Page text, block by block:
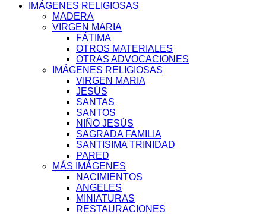
IMÁGENES RELIGIOSAS
MADERA
VIRGEN MARIA
FÁTIMA
OTROS MATERIALES
OTRAS ADVOCACIONES
IMÁGENES RELIGIOSAS
VIRGEN MARIA
JESÚS
SANTAS
SANTOS
NIÑO JESÚS
SAGRADA FAMILIA
SANTISIMA TRINIDAD
PARED
MÁS IMÁGENES
NACIMIENTOS
ANGELES
MINIATURAS
RESTAURACIONES